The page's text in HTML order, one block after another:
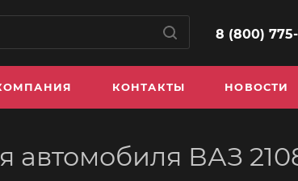
8 (800) 775-
КОНТАКТЫ НОВОСТИ
автомобиля ВАЗ